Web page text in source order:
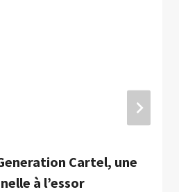
Cartel, une
à l’essor